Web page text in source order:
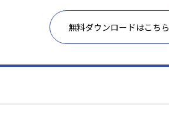
無料ダウンロードはこちら